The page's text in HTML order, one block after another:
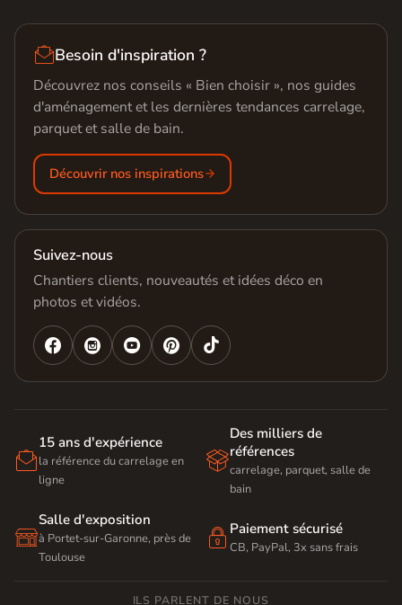
Besoin d'inspiration ?
Découvrez nos conseils « Bien choisir », nos guides
d'aménagement et les dernières tendances carrelage,
parquet et salle de bain.
Découvrir nos inspirations
Suivez-nous
Chantiers clients, nouveautés et idées déco en
photos et vidéos.
   

15 ans d'expérience
la référence du carrelage en
ligne

Des milliers de
références
carrelage, parquet, salle de
bain

Salle d'exposition
à Portet-sur-Garonne, près de
Toulouse
 Paiement sécurisé
CB, PayPal, 3x sans frais
ILS PARLENT DE NOUS